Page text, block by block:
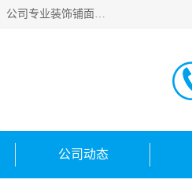
佛山朗鑫装饰工程有限公司主营软膜天花，软膜天花灯箱，卡布灯箱，张拉膜等产品，价格实惠，支持定制；公司专业装饰铺面，家居，会展特装，软膜等工程，技能精良人员，安装快、价格合理，质量保证、热诚与各方有识人士合作，欢迎新老客户来电咨询。
公司动态